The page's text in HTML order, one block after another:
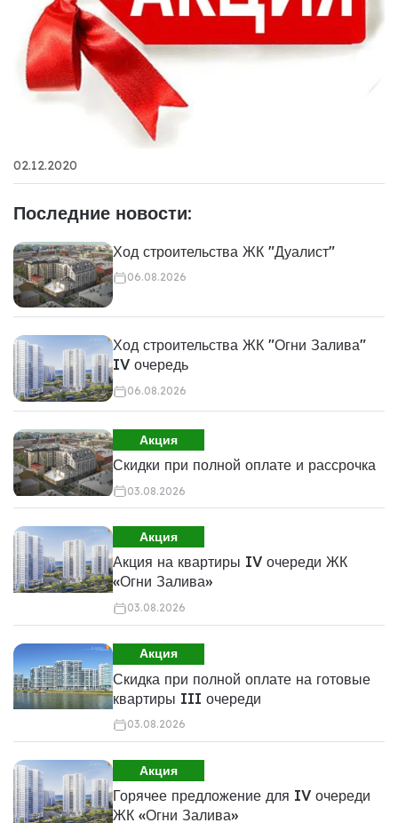
02.12.2020
Последние новости:
Ход строительства ЖК "Дуалист"
06.08.2026
Ход строительства ЖК "Огни Залива"
IV очередь
06.08.2026
Акция
Скидки при полной оплате и рассрочка
03.08.2026
Акция
Акция на квартиры IV очереди ЖК
«Огни Залива»
03.08.2026
Акция
Скидка при полной оплате на готовые
квартиры III очереди
03.08.2026
Акция
Горячее предложение для IV очереди
ЖК «Огни Залива»